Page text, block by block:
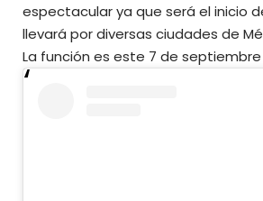
espectacular ya que será el inicio
llevará por diversas ciudades de
La función es este 7 de septiembre